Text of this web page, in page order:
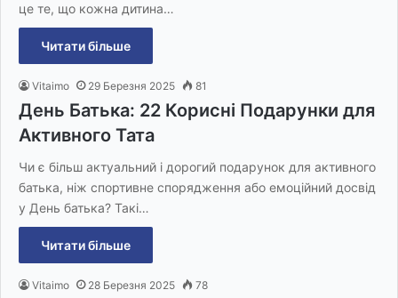
це те, що кожна дитина…
Читати більше
Vitaimo 29 Березня 2025 81
День Батька: 22 Корисні Подарунки для
Активного Тата
Чи є більш актуальний і дорогий подарунок для активного
батька, ніж спортивне спорядження або емоційний досвід
у День батька? Такі…
Читати більше
Vitaimo 28 Березня 2025 78